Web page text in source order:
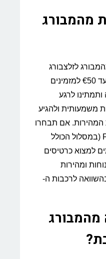
מהמבורג
לזלצבורג
מתחיל בדרך כלל ב-€30 עד €50 למזמינים
לרגע
משמעותית ולהגיע
ברכבות המהירות. אם תבחרו
לנסוע עם חברת FlixTrain (במסלול הכולל
למצוא כרטיסים
ומהירות
בהשוואה לרכבות ה-
מהמבורג